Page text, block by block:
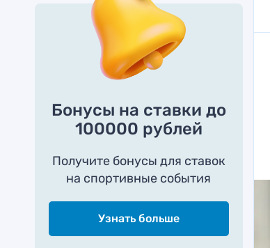
Бонусы на ставки до
100000 рублей
Получите бонусы для ставок
на спортивные события
Узнать больше